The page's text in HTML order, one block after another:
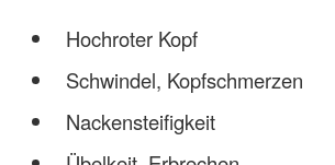
Hochroter Kopf
Schwindel, Kopfschmerzen
Nackensteifigkeit